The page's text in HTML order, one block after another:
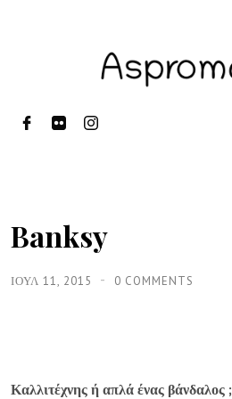
Banksy
ΙΟΥΛ 11, 2015 0 COMMENTS
Καλλιτέχνης ή απλά ένας βάνδαλος ;